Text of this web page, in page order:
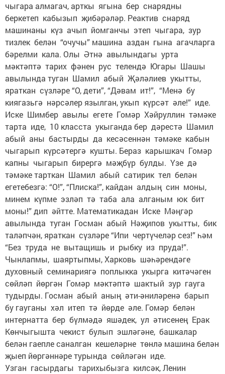
чыгара алмагач, арткы ягына бер снарядны
беркетеп кабызып җибәрәләр. Реактив снаряд
машинаны күз ачып йомганчы этеп чыгара, зур
тизлек белән “очучы” машина аздан гына агачларга
бәрелми кала. Олы Әтнә авылындагы урта
мәктәптә тарих фәнен рус телендә Югары Шашы
авылында туган Шамил абый Җәләлиев укытты,
яраткан сүзләре “О, дети”, “Дәвам ит!”, “Менә бу
киягазьгә нәрсәлер язылган, укып күрсәт әле!” иде.
Иске Шимбер авылы егете Гомәр Хәйруллин тәмәке
тарта иде, 10 класста укыганда бер дәрестә Шамил
абый аны бастырды да кесәсеннән тәмәке кабын
чыгарып күрсәтергә кушты. Бераз карышкач Гомәр
капны чыгарып бирергә мәҗбүр булды. Үзе дә
тәмәке тарткан Шамил абый сатирик тел белән
егетебезгә: “О!”, “Плиска!”, кайдан алдың син моны,
минем күпме эзләп тә таба ала алганым юк бит
моны!” дип әйтте. Математикадан Иске Мәңгәр
авылында туган Госман абый Нәҗипов укытты, бик
таләпчән, яраткан сүзләре “Ипи чертүчеләр сез!” һәм
“Без труда не вытащишь и рыбку из пруда!”.
Чынлапмы, шаяртыпмы, Харковь шәһәрендәге
духовный семинариягә поплыкка укырга китәчәген
сөйләп йөргән Гомәр мәктәптә шактый зур гау­га
тудырды. Госман абый аның әти-әниләренә барып
бу гауганы хәл итеп тә йөрде әле. Гомәр белән
интернатта бер бүлмәдә яшәдек, ул әтисенең Ерак
Көнчыгышта чекист булып эшләгәне, башкалар
белән гаепле саналган кешеләрне төнлә машина белән
җыеп йөргәннәре турында сөйләгән иде.
Узган гасырдагы тарихыбызга килсәк, Ленин